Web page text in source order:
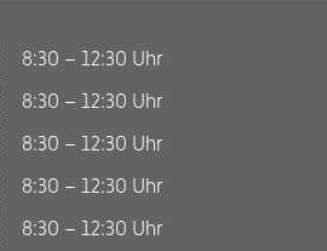
8:30 – 12:30 Uhr
8:30 – 12:30 Uhr
8:30 – 12:30 Uhr
8:30 – 12:30 Uhr
8:30 – 12:30 Uhr